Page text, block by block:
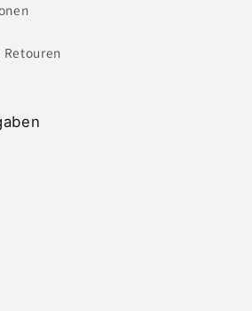
Retouren